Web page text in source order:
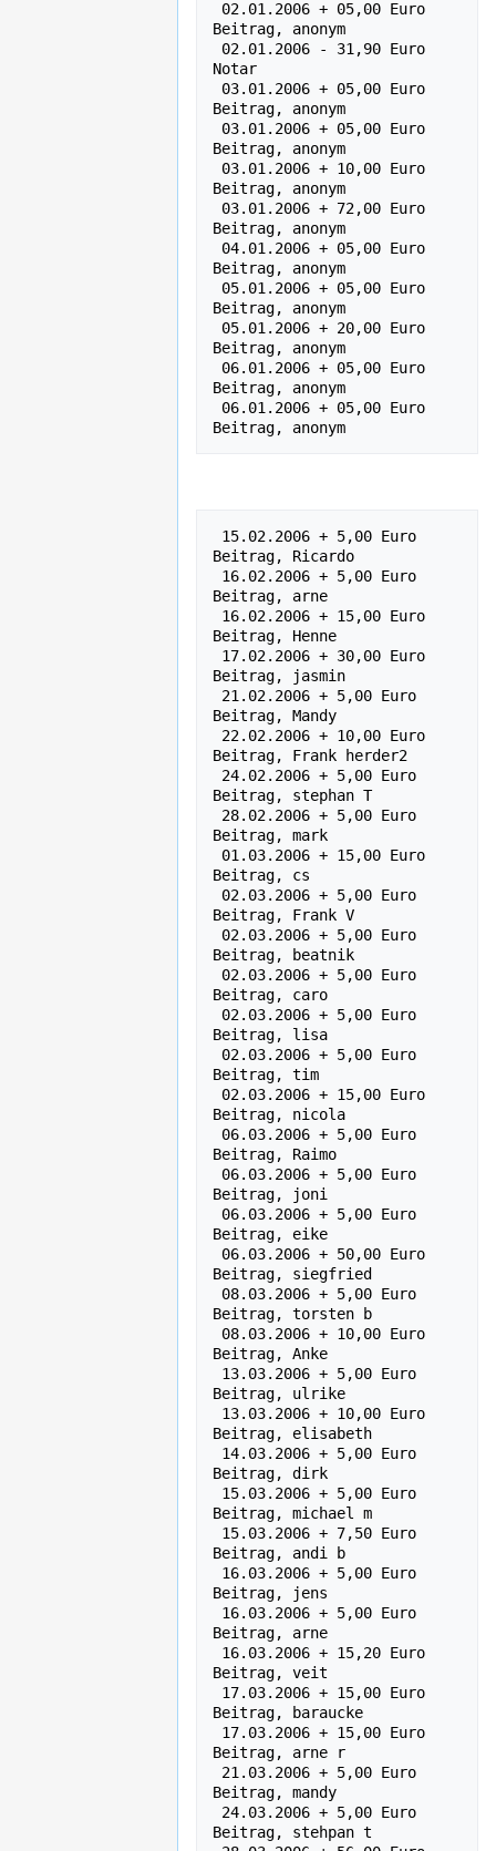
Beitrag, anonym
Notar
Beitrag, anonym
Beitrag, anonym
Beitrag, anonym
Beitrag, anonym
Beitrag, anonym
Beitrag, anonym
Beitrag, anonym
Beitrag, anonym
Beitrag, Ricardo
Beitrag, arne
Beitrag, Henne
Beitrag, jasmin
Beitrag, Mandy
Beitrag, Frank herder2
Beitrag, stephan T
Beitrag, mark
Beitrag, cs
Beitrag, Frank V
Beitrag, beatnik
Beitrag, caro
Beitrag, lisa
Beitrag, tim
Beitrag, nicola
Beitrag, Raimo
Beitrag, joni
Beitrag, eike
Beitrag, siegfried
Beitrag, torsten b
Beitrag, Anke
Beitrag, ulrike
Beitrag, elisabeth
Beitrag, dirk
Beitrag, michael m
Beitrag, andi b
Beitrag, jens
Beitrag, arne
Beitrag, veit
Beitrag, baraucke
Beitrag, arne r
Beitrag, mandy
Beitrag, stehpan t